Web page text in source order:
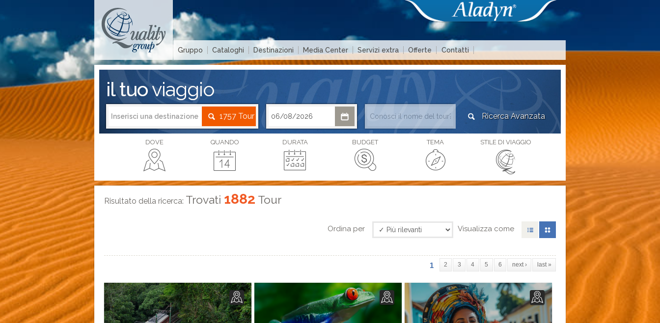
Gruppo Cataloghi Destinazioni Media Center Servizi extra Offerte Contatti
Area agenzie di viaggio
il tuoviaggio
DOVE QUANDO DURATA BUDGET TEMA STILE DI VIAGGIO
Risultato della ricerca: Trovati 1882 Tour
Ordina per Visualizza come
1 2 3 4 5 6 next › last »